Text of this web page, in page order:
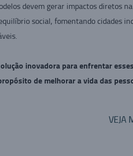
devem gerar impactos diretos na
social, fomentando cidades
inovadora para enfrentar
de melhorar a vida das
VEJA